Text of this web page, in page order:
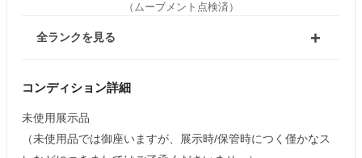
（ムーブメント点検済）
全ランクを見る
コンディション詳細
未使用展示品
（未使用品では御座いますが、展示時/保管時につく僅かなス